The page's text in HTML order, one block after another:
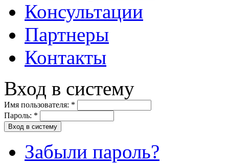
Консультации
Партнеры
Контакты
Вход в систему
Имя пользователя: *
Пароль: *
Вход в систему
Забыли пароль?